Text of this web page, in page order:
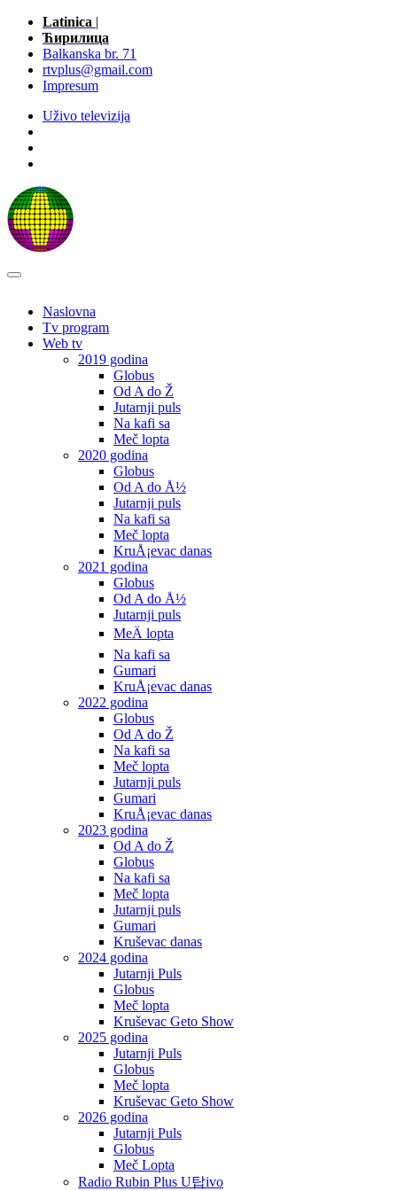
Latinica |
Ћирилица
Balkanska br. 71
rtvplus@gmail.com
Impresum
Uživo televizija
Naslovna
Tv program
Web tv
2019 godina
Globus
Od A do Ž
Jutarnji puls
Na kafi sa
Meč lopta
2020 godina
Globus
Od A do Å½
Jutarnji puls
Na kafi sa
Meč lopta
KruÅ¡evac danas
2021 godina
Globus
Od A do Å½
Jutarnji puls
MeÄ lopta
Na kafi sa
Gumari
KruÅ¡evac danas
2022 godina
Globus
Od A do Ž
Na kafi sa
Meč lopta
Jutarnji puls
Gumari
KruÅ¡evac danas
2023 godina
Od A do Ž
Globus
Na kafi sa
Meč lopta
Jutarnji puls
Gumari
Kruševac danas
2024 godina
Jutarnji Puls
Globus
Meč lopta
Kruševac Geto Show
2025 godina
Jutarnji Puls
Globus
Meč lopta
Kruševac Geto Show
2026 godina
Jutarnji Puls
Globus
Meč Lopta
Radio Rubin Plus U탑ivo